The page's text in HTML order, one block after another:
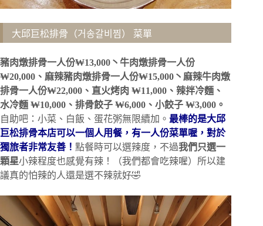
大邱巨松排骨（거송갈비찜） 菜單
豬肉燉排骨一人份₩13,000丶牛肉燉排骨一人份
₩20,000、 麻辣豬肉燉排骨一人份₩15,000丶麻辣牛肉燉
排骨一人份₩22,000、 直火烤肉 ₩11,000、辣拌冷麵、
水冷麵 ₩10,000、排骨餃子 ₩6,000、小餃子 ₩3,000。
自助吧：小菜、白飯、蛋花粥無限續加。 最棒的是大邱
巨松排骨本店可以一個人用餐，⁣有一人份菜單喔，對於
獨旅者非常友善！⁣ 點餐時可以選辣度，⁣不過我們只選一
顆星小辣程度也感覺有辣！（我們都會吃辣喔）所以⁣建
議真的怕辣的人還是選不辣就好🤣⁣